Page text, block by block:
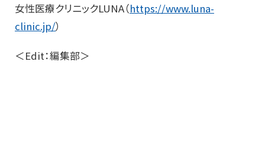
女性医療クリニックLUNA（https://www.luna-
clinic.jp/）
＜Edit：編集部＞